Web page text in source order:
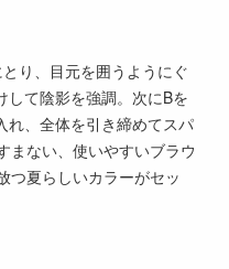
り、目元を囲うようにぐ
して陰影を強調。次にBを
れ、全体を引き締めてスパ
まない、使いやすいブラウ
つ夏らしいカラーがセッ